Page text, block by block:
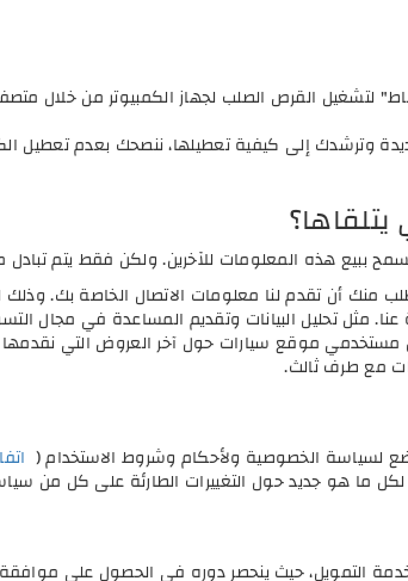
لتشغيل القرص الصلب لجهاز الكمبيوتر من خلال
وترشدك إلى كيفية تعطيلها، ننصحك بعدم
ببيع هذه المعلومات للآخرين. ولكن فقط يتم
منك أن تقدم لنا معلومات الاتصال الخاصة بك. وذلك
عنا. مثل تحليل البيانات وتقديم المساعدة في
مستخدمي موقع سيارات حول آخر العروض التي
مع طرف ثالث.
لسياسة الخصوصية ولأحكام وشروط الاستخدام (
لكل ما هو جديد حول التغييرات الطارئة على كل من
التمويل، حيث ينحصر دوره في الحصول على